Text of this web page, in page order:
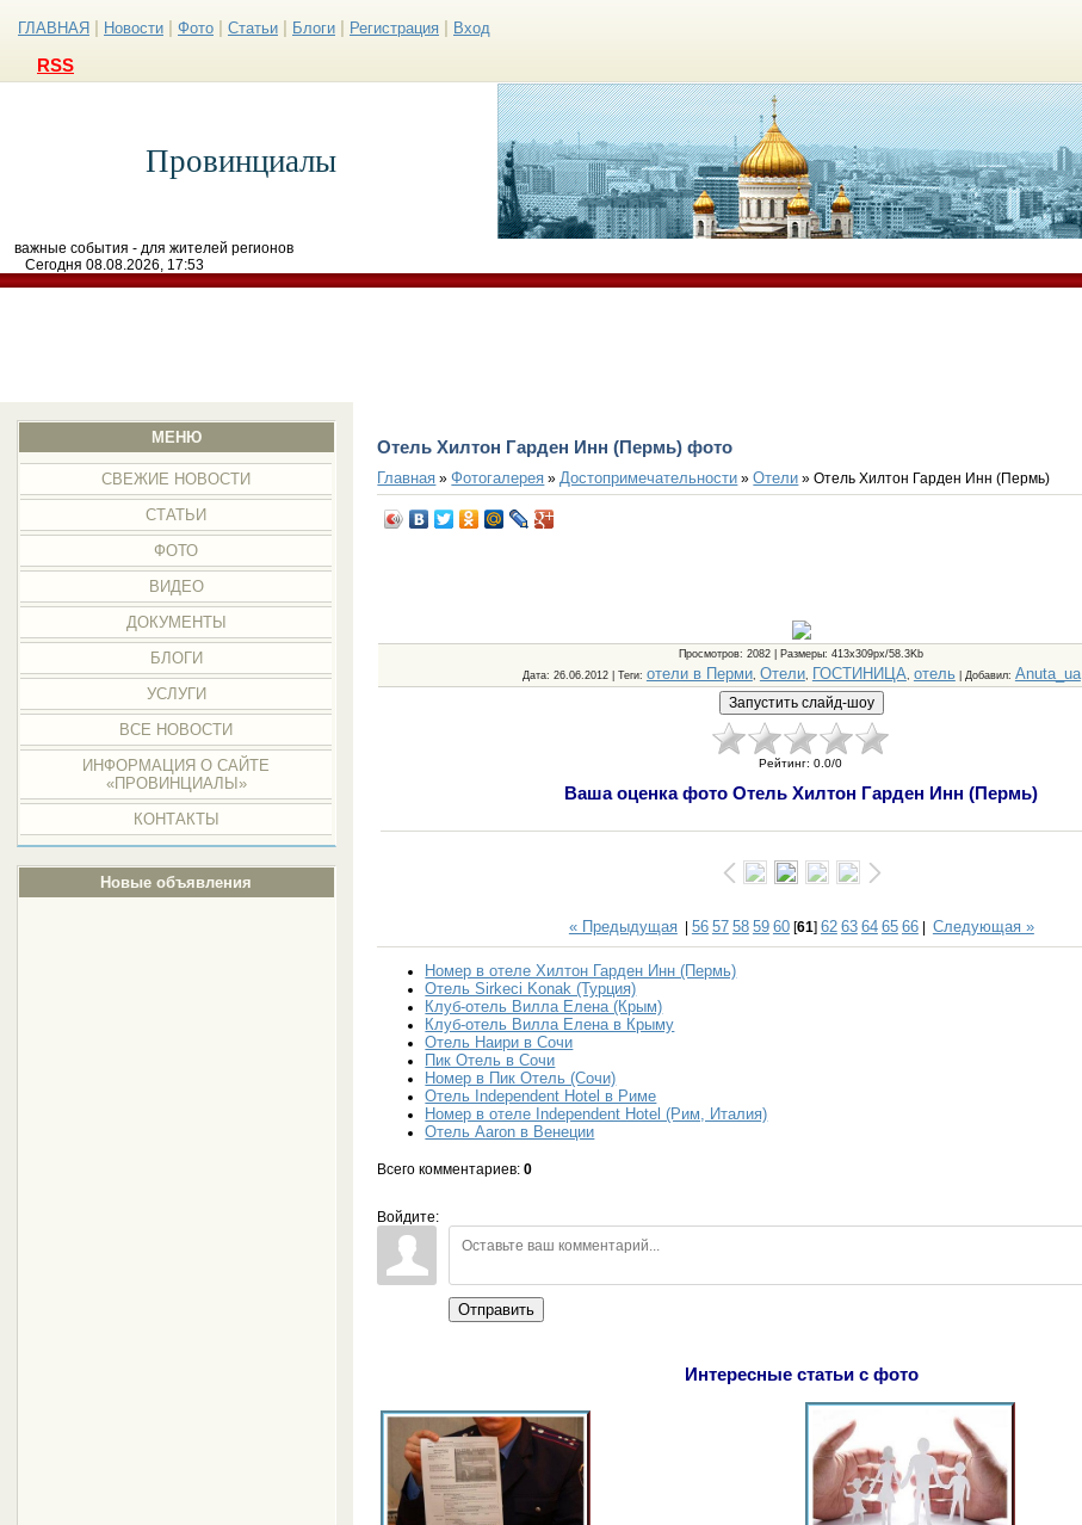
ГЛАВНАЯ Новости Фото Статьи Блоги Регистрация Вход
RSS
Провинциалы
важные события - для жителей регионов
Сегодня 08.08.2026, 17:53
МЕНЮ
СВЕЖИЕ НОВОСТИ
СТАТЬИ
ФОТО
ВИДЕО
ДОКУМЕНТЫ
БЛОГИ
УСЛУГИ
ВСЕ НОВОСТИ
ИНФОРМАЦИЯ О САЙТЕ
«ПРОВИНЦИАЛЫ»
КОНТАКТЫ
Новые объявления
Отель Хилтон Гарден Инн (Пермь) фото
Главная »Фотогалерея » Достопримечательности »Отели » Отель Хилтон Гарден Инн (Пермь)
Просмотров: 2082 | Размеры: 413x309px/58.3Kb
Дата: 26.06.2012 | Теги: отели в Перми Отели ГОСТИНИЦА отель| Добавил: Anuta_ua
Рейтинг:0.0/0
Ваша оценка фото Отель Хилтон Гарден Инн (Пермь)
« Предыдущая| 56 57 58 59 60[61] 62 63 64 65 66| Следующая »
Номер в отеле Хилтон Гарден Инн (Пермь)
Отель Sirkeci Konak (Турция)
Клуб-отель Вилла Елена (Крым)
Клуб-отель Вилла Елена в Крыму
Отель Наири в Сочи
Пик Отель в Сочи
Номер в Пик Отель (Сочи)
Отель Independent Hotel в Риме
Номер в отеле Independent Hotel (Рим, Италия)
Отель Aaron в Венеции
Всего комментариев:0
Войдите:
Отправить
Интересные статьи с фото